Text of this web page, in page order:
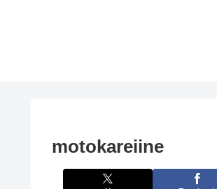
motokareiine